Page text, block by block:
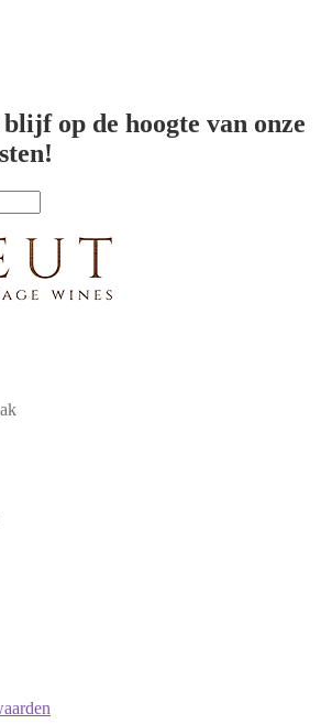
op de hoogte van onze